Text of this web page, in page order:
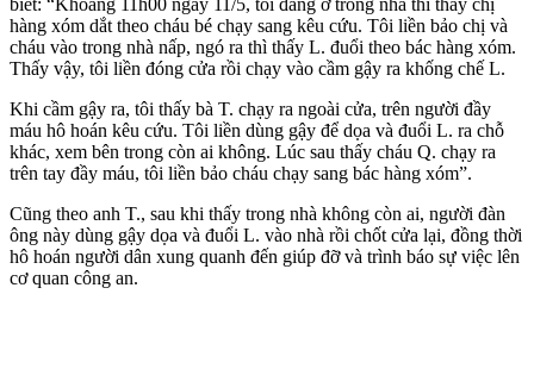
hàng xóm dắt theo cháu bé chạy sang kêu cứu. Tôi liền bảo chị và
cháu vào trong nhà nấp, ngó ra thì thấy L. đuổi theo bác hàng xóm.
Thấy vậy, tôi liền đóng cửa rồi chạy vào cầm gậy ra khống chế L.
Khi cầm gậy ra, tôi thấy bà T. chạy ra ngoài cửa, trên người đầy
máu hô hoán kêu cứu. Tôi liền dùng gậy để dọa và đuổi L. ra chỗ
khác, xem bên trong còn ai không. Lúc sau thấy cháu Q. chạy ra
trên tay đầy máu, tôi liền bảo cháu chạy sang bác hàng xóm”.
Cũng theo anh T., sau khi thấy trong nhà không còn ai, người đàn
ông này dùng gậy dọa và đuổi L. vào nhà rồi chốt cửa lại, đồng thời
hô hoán người dân xung quanh đến giúp đỡ và trình báo sự việc lên
cơ quan công an.